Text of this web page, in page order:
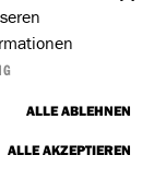
nach 14
sozialer
ALLE ABLEHNEN
ALLE AKZEPTIEREN